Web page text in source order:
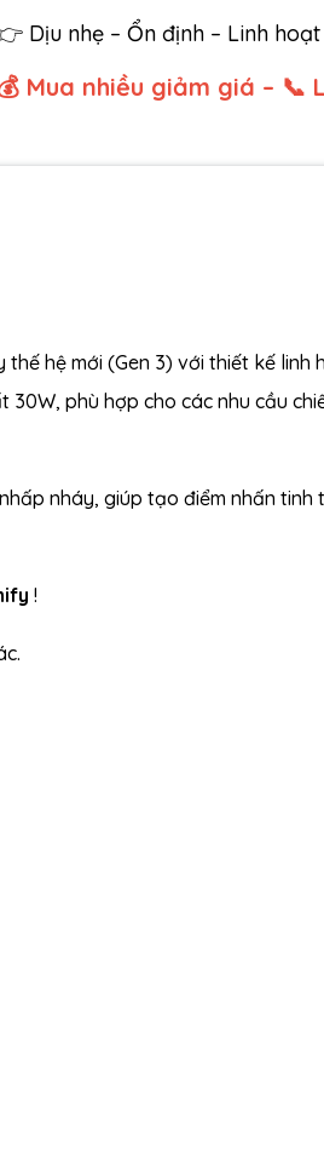
Dịu nhẹ – Ổn định – Linh
Mua nhiều giảm giá – 📞
thế hệ mới (Gen 3) với thiết kế
30W, phù hợp cho các nhu cầu
nháy, giúp tạo điểm nhấn tinh
!